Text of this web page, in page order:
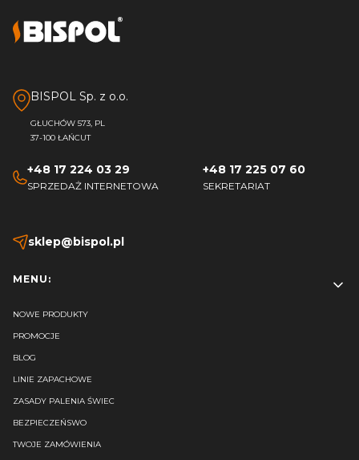
BISPOL Sp. z o.o.
GŁUCHÓW 573, PL
37-100 ŁAŃCUT
+48 17 224 03 29
SPRZEDAŻ INTERNETOWA
+48 17 225 07 60
SEKRETARIAT
sklep@bispol.pl
Linki w stopce
MENU:
NOWE PRODUKTY
PROMOCJE
BLOG
LINIE ZAPACHOWE
ZASADY PALENIA ŚWIEC
BEZPIECZEŃSWO
TWOJE ZAMÓWIENIA